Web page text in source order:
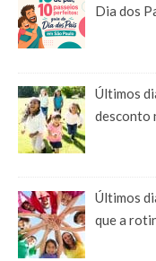
Dia dos
Últimos
desconto
Últimos
que a